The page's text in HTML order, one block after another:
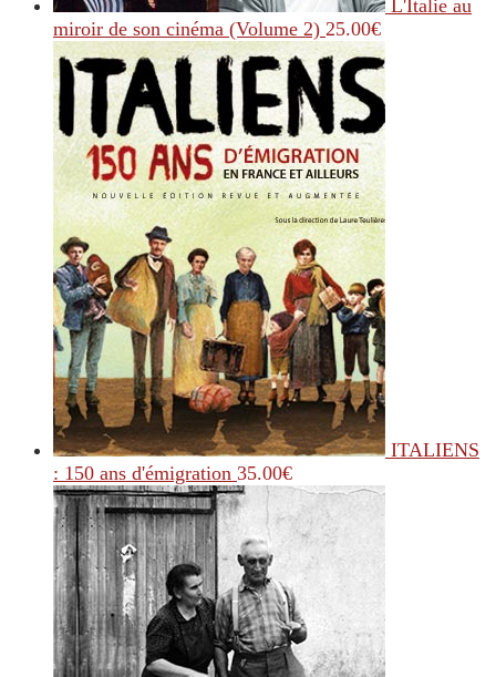
L'Italie au
miroir de son cinéma (Volume 2) 25.00€
ITALIENS
: 150 ans d'émigration 35.00€